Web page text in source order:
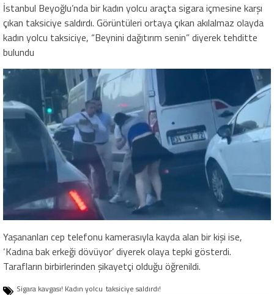
İstanbul Beyoğlu’nda bir kadın yolcu araçta sigara içmesine karşı
çıkan taksiciye saldırdı. Görüntüleri ortaya çıkan akılalmaz olayda
kadın yolcu taksiciye, “Beynini dağıtırım senin” diyerek tehditte
bulundu
Yaşananları cep telefonu kamerasıyla kayda alan bir kişi ise,
‘Kadına bak erkeği dövüyor’ diyerek olaya tepki gösterdi.
Tarafların birbirlerinden şikayetçi olduğu öğrenildi.
Sigara kavgası! Kadın yolcu taksiciye saldırdı!